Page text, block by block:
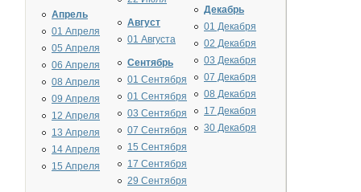
Апрель
01 Апреля
05 Апреля
06 Апреля
08 Апреля
09 Апреля
12 Апреля
13 Апреля
14 Апреля
15 Апреля
Август
01 Августа
Сентябрь
01 Сентября
01 Сентября
03 Сентября
07 Сентября
15 Сентября
17 Сентября
29 Сентября
Декабрь
01 Декабря
02 Декабря
03 Декабря
07 Декабря
08 Декабря
17 Декабря
30 Декабря